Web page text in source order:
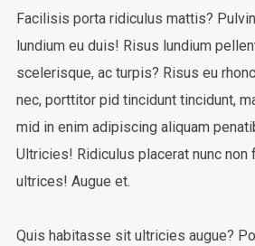
Facilisis porta ridiculus mattis?
lundium eu duis! Risus lundium
scelerisque, ac turpis? Risus eu
nec, porttitor pid tincidunt tincidunt,
mid in enim adipiscing aliquam
Ultricies! Ridiculus placerat nunc
ultrices! Augue et.
Quis habitasse sit ultricies augue?